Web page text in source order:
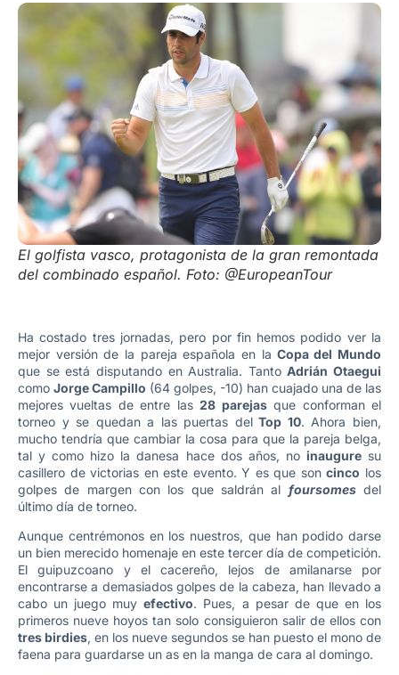
El golfista vasco, protagonista de la gran remontada
del combinado español. Foto: @EuropeanTour
Ha costado tres jornadas, pero por fin hemos podido ver la
mejor versión de la pareja española en la Copa del Mundo
que se está disputando en Australia. TantoAdrián Otaegui
como Jorge Campillo (64 golpes, -10) han cuajado una de las
mejores vueltas de entre las28 parejasque conforman el
torneo y se quedan a las puertas delTop 10. Ahora bien,
mucho tendría que cambiar la cosa para que la pareja belga,
tal y como hizo la danesa hace dos años, no inauguresu
casillero de victorias en este evento. Y es que soncinco los
golpes de margen con los que saldrán al foursomesdel
último día de torneo.
Aunque centrémonos en los nuestros, que han podido darse
un bien merecido homenaje en este tercer día de competición.
El guipuzcoano y el cacereño, lejos de amilanarse por
encontrarse a demasiados golpes de la cabeza, han llevado a
cabo un juego muyefectivo. Pues, a pesar de que en los
primeros nueve hoyos tan solo consiguieron salir de ellos con
tres birdies, en los nueve segundos se han puesto el mono de
faena para guardarse un as en la manga de cara al domingo.